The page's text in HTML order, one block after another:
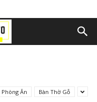
Phòng Ăn Bàn Thờ Gỗ